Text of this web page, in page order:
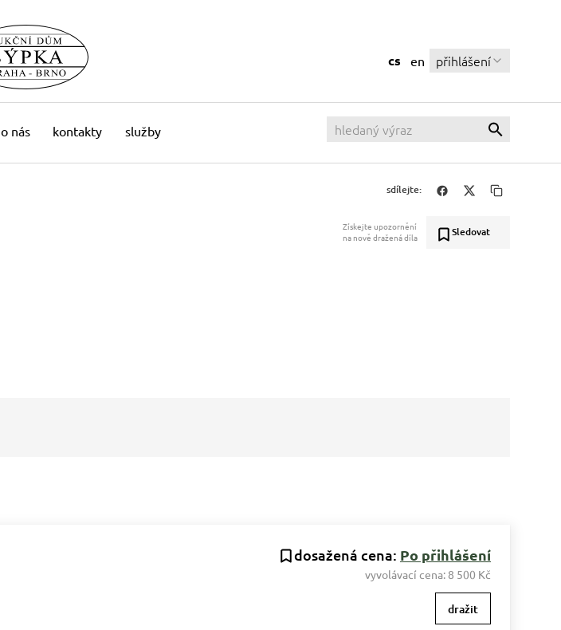
o nás kontakty služby
cs en přihlášení
sdílejte:
Získejte upozornění
na nově dražená díla
Sledovat
dosažená cena: Po přihlášení
vyvolávací cena: 8 500 Kč
dražit